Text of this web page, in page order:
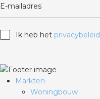
E-mailadres
Ik heb het privacybeleid
Markten
Woningbouw